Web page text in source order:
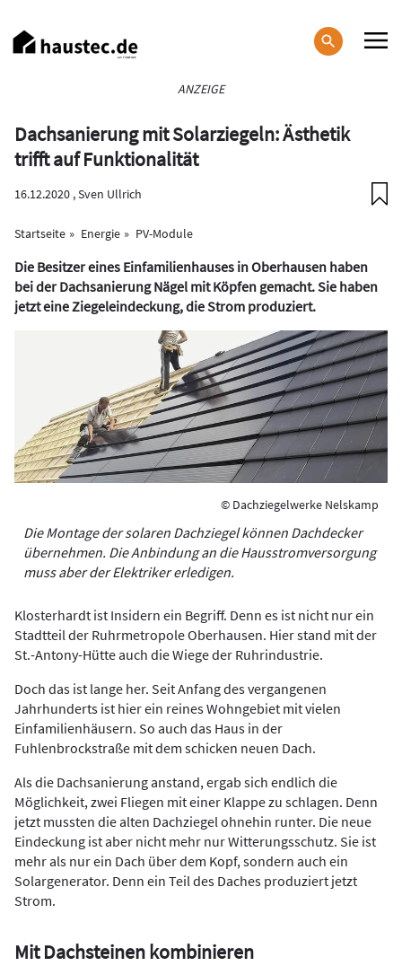
zum
Inhalt
ANZEIGE
Dachsanierung mit Solarziegeln: Ästhetik
trifft auf Funktionalität
16.12.2020 ,Sven Ullrich
Startseite Energie PV-Module
Die Besitzer eines Einfamilienhauses in Oberhausen haben
bei der Dachsanierung Nägel mit Köpfen gemacht. Sie haben
jetzt eine Ziegeleindeckung, die Strom produziert.
© Dachziegelwerke Nelskamp
Die Montage der solaren Dachziegel können Dachdecker
übernehmen. Die Anbindung an die Hausstromversorgung
muss aber der Elektriker erledigen.
Klosterhardt ist Insidern ein Begriff. Denn es ist nicht nur ein
Stadtteil der Ruhrmetropole Oberhausen. Hier stand mit der
St.-Antony-Hütte auch die Wiege der Ruhrindustrie.
Doch das ist lange her. Seit Anfang des vergangenen
Jahrhunderts ist hier ein reines Wohngebiet mit vielen
Einfamilienhäusern. So auch das Haus in der
Fuhlenbrockstraße mit dem schicken neuen Dach.
Als die Dachsanierung anstand, ergab sich endlich die
Möglichkeit, zwei Fliegen mit einer Klappe zu schlagen. Denn
jetzt mussten die alten Dachziegel ohnehin runter. Die neue
Eindeckung ist aber nicht mehr nur Witterungsschutz. Sie ist
mehr als nur ein Dach über dem Kopf, sondern auch ein
Solargenerator. Denn ein Teil des Daches produziert jetzt
Strom.
Mit Dachsteinen kombinieren